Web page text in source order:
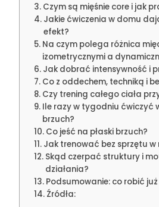
Czym są mięśnie core i jak
Jakie ćwiczenia w domu
efekt?
Na czym polega różnica
izometrycznymi a
Jak dobrać intensywność i
Co z oddechem, techniką i
Czy trening całego ciała
Ile razy w tygodniu ćwiczyć
brzuch?
Co jeść na płaski brzuch?
Jak trenować bez sprzętu w
Skąd czerpać struktury i
działania?
Podsumowanie: co robić już
Źródła: